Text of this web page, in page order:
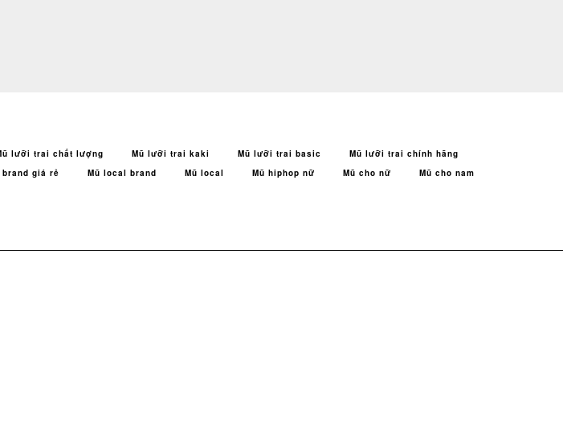
lưỡi trai chất lượng Mũ lưỡi trai kaki Mũ lưỡi trai basic
Mũ lưỡi trai chính hãng
giá rẻ Mũ local brand Mũ local Mũ hiphop nữ Mũ cho nữ Mũ cho nam